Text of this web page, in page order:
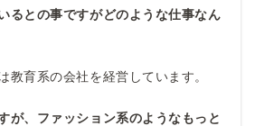
るとの事ですがどのような仕事なん
教育系の会社を経営しています。
が、ファッション系のようなもっと